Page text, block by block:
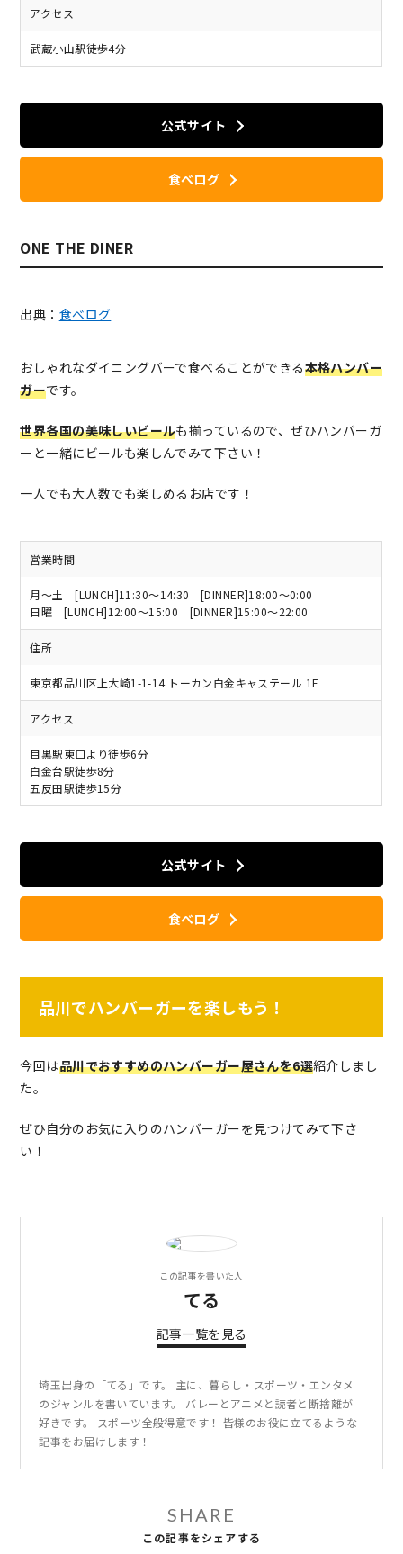
アクセス
武蔵小山駅徒歩4分
公式サイト
食べログ
ONE THE DINER
出典： 食べログ
おしゃれなダイニングバーで食べることができる本格ハンバー
ガーです。
世界各国の美味しいビールも揃っているので、ぜひハンバーガ
ーと一緒にビールも楽しんでみて下さい！
一人でも大人数でも楽しめるお店です！
営業時間
月～土 [LUNCH]11:30～14:30 [DINNER]18:00～0:00
日曜 [LUNCH]12:00～15:00 [DINNER]15:00～22:00
住所
東京都品川区上大崎1-1-14 トーカン白金キャステール 1F
アクセス
目黒駅東口より徒歩6分
白金台駅徒歩8分
五反田駅徒歩15分
公式サイト
食べログ
品川でハンバーガーを楽しもう！
今回は品川でおすすめのハンバーガー屋さんを6選紹介しまし
た。
ぜひ自分のお気に入りのハンバーガーを見つけてみて下さ
い！
この記事を書いた人
てる
記事一覧を見る
埼玉出身の「てる」です。 主に、暮らし・スポーツ・エンタメ
のジャンルを書いています。 バレーとアニメと読者と断捨離が
好きです。 スポーツ全般得意です！ 皆様のお役に立てるような
記事をお届けします！
SHARE
この記事をシェアする